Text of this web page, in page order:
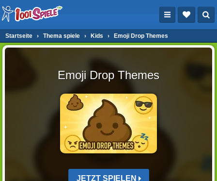
Startseite › Thema spiele › Kids › Emoji Drop Themes
Emoji Drop Themes
JETZT SPIELEN